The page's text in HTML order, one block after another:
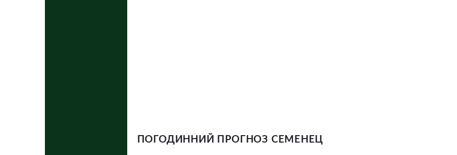
ПОГОДИННИЙ ПРОГНОЗ СЕМЕНЕЦ